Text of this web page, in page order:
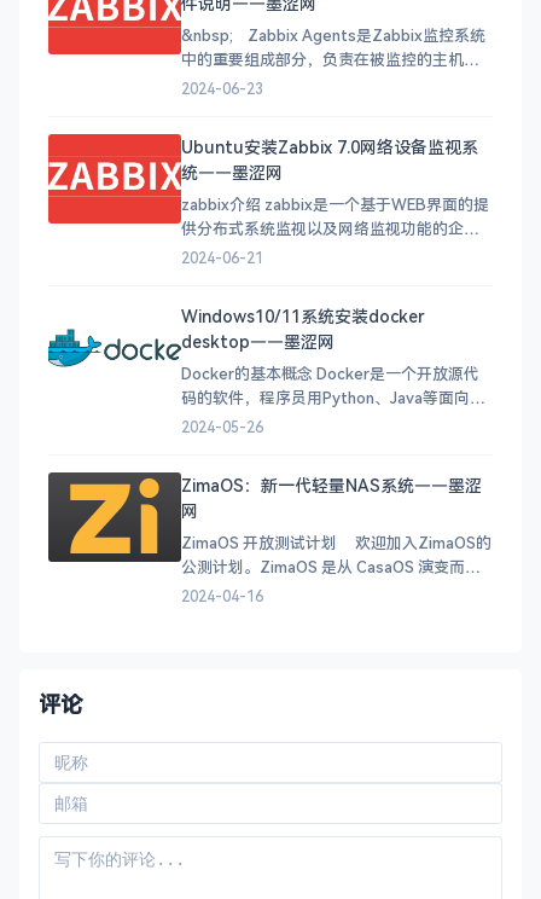
面，工作之余可以享受桌面的美图。方法请
参考（Windows
&nbsp; Zabbix Agents是Zabbix监控系统
中的重要组成部分，负责在被监控的主机上
收集性能和状态数据，并将这些数据发送给
Zabbix Agents能够采集本
2024-06-23
Ubuntu安装Zabbix 7.0网络设备监视系
统——墨涩网
zabbix介绍 zabbix是一个基于WEB界面的提
供分布式系统监视以及网络监视功能的企业
级的开源解决方案。 zabbix能监视各种网络
决存在的各种问题。 zabbix由2部分构成，
zabbix server与可选
2024-06-21
Windows10/11系统安装docker
desktop——墨涩网
Docker的基本概念 Docker是一个开放源代
码的软件，程序员用Python、Java等面向对
象的语言能够设计出产品，为什么还要使用
在不同的系统环境去调用它，是一件很费时
费力的事情。那么这个时候Docker就派上用
场了
2024-05-26
ZimaOS：新一代轻量NAS系统——墨涩
网
ZimaOS 开放测试计划 欢迎加入ZimaOS的
公测计划。ZimaOS 是从 CasaOS 演变而来
的，我们构建了 ZimaOS 的发布版本，以获
2024-04-16
评论